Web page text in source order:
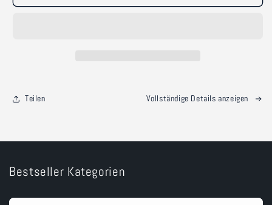
Kauholz-
Kauholz-
Teilen Vollständige Details anzeigen
Bestseller Kategorien